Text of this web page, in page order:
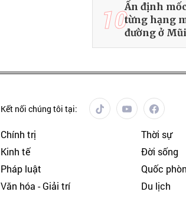
10Ấn định
từng hạng
đường ở
Kết nối chúng tôi tại:
Chính trị
Thời sự
Kinh tế
Đời sống
Pháp luật
Quốc
Văn hóa - Giải trí
Du lịch